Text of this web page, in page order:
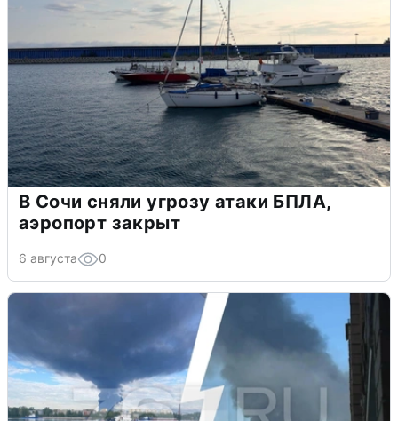
В Сочи сняли угрозу атаки БПЛА,
аэропорт закрыт
6 августа 0